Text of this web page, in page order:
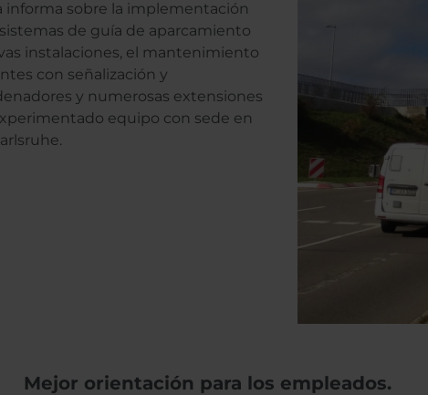
informa sobre la implementación
de guía de aparcamiento
instalaciones, el mantenimiento
con señalización y
y numerosas extensiones
equipo con sede en
Mejor orientación para los empleados.